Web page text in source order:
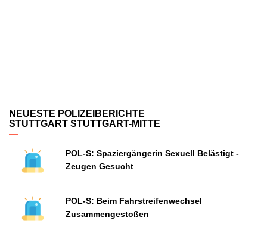
NEUESTE POLIZEIBERICHTE
STUTTGART STUTTGART-MITTE
POL-S: Spaziergängerin Sexuell Belästigt -
Zeugen Gesucht
POL-S: Beim Fahrstreifenwechsel
Zusammengestoßen